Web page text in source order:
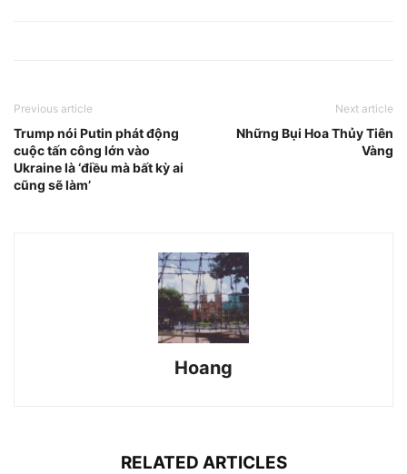
Previous article
Trump nói Putin phát động
cuộc tấn công lớn vào
Ukraine là ‘điều mà bất kỳ ai
cũng sẽ làm’
Next article
Những Bụi Hoa Thủy Tiên
Vàng
Hoang
RELATED ARTICLES